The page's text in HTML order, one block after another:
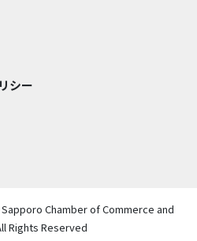
シー
Chamber of Commerce and
Rights Reserved